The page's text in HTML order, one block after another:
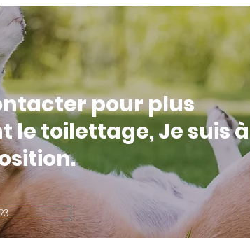
pour plus
le toilettage, Je suis à